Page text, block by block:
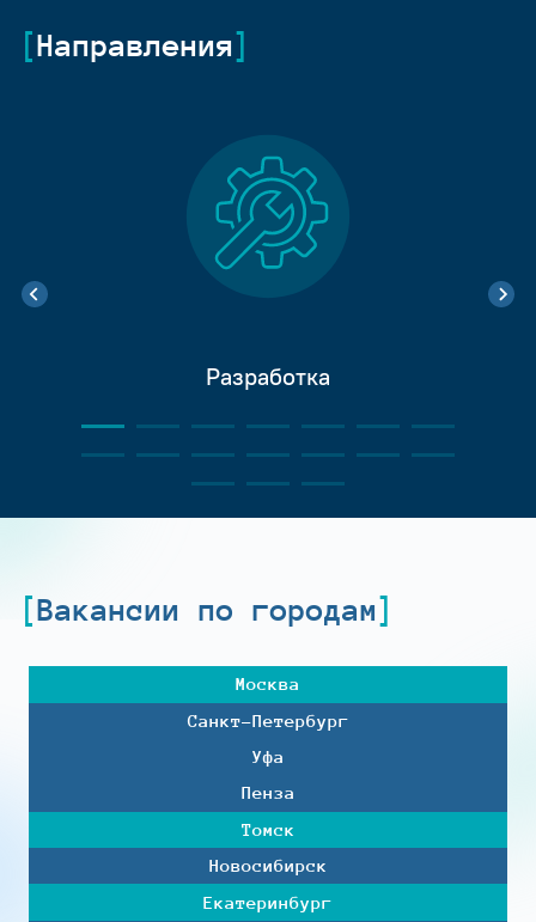
Направления
Разработка
Вакансии по городам
Москва
Санкт-Петербург
Уфа
Пенза
Томск
Новосибирск
Екатеринбург